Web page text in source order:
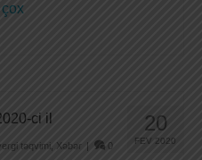
çox
20
FEV 2020
ci il
təqvimi Xəbər | 0